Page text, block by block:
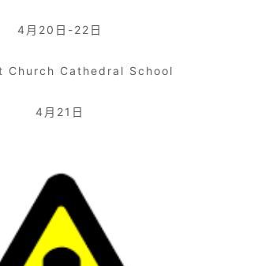
4月20日-22日
Church Cathedral School
4月21日